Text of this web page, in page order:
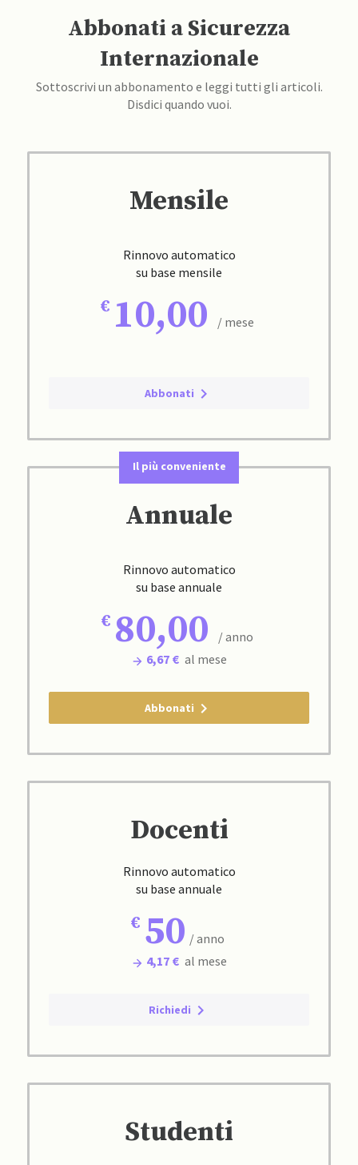
Abbonati a Sicurezza
Internazionale
Sottoscrivi un abbonamento e leggi tutti gli articoli.
Disdici quando vuoi.
Mensile
Rinnovo automatico
su base mensile
10,00 / mese
Abbonati
Il più conveniente
Annuale
Rinnovo automatico
su base annuale
80,00
/ anno
6,67 € al mese
Abbonati
Docenti
Rinnovo automatico
su base annuale
50 / anno
4,17 € al mese
Richiedi
Studenti